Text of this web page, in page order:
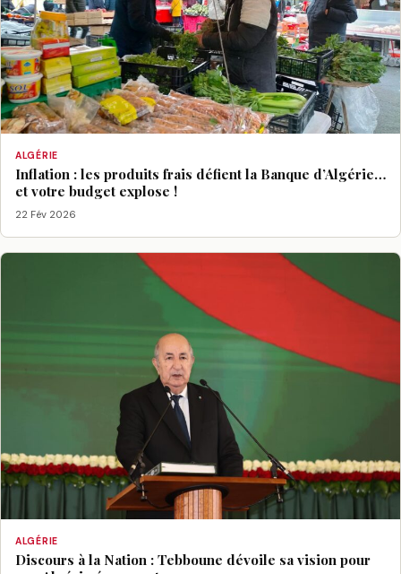
ALGÉRIE
Inflation : les produits frais défient la Banque d’Algérie…
et votre budget explose !
22 Fév 2026
ALGÉRIE
Discours à la Nation : Tebboune dévoile sa vision pour